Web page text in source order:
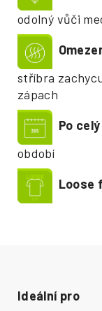
Ideální pro
odolný vůči
stříbra
zápach
Po
období
Loose